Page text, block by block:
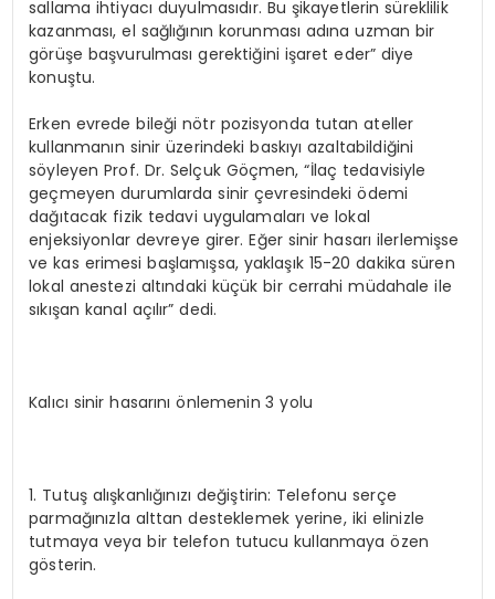
sallama ihtiyacı duyulmasıdır. Bu şikayetlerin süreklilik
kazanması, el sağlığının korunması adına uzman bir
görüşe başvurulması gerektiğini işaret eder” diye
konuştu.
Erken evrede bileği nötr pozisyonda tutan ateller
kullanmanın sinir üzerindeki baskıyı azaltabildiğini
söyleyen Prof. Dr. Selçuk Göçmen, “İlaç tedavisiyle
geçmeyen durumlarda sinir çevresindeki ödemi
dağıtacak fizik tedavi uygulamaları ve lokal
enjeksiyonlar devreye girer. Eğer sinir hasarı ilerlemişse
ve kas erimesi başlamışsa, yaklaşık 15-20 dakika süren
lokal anestezi altındaki küçük bir cerrahi müdahale ile
sıkışan kanal açılır” dedi.
Kalıcı sinir hasarını önlemenin 3 yolu
1. Tutuş alışkanlığınızı değiştirin: Telefonu serçe
parmağınızla alttan desteklemek yerine, iki elinizle
tutmaya veya bir telefon tutucu kullanmaya özen
gösterin.